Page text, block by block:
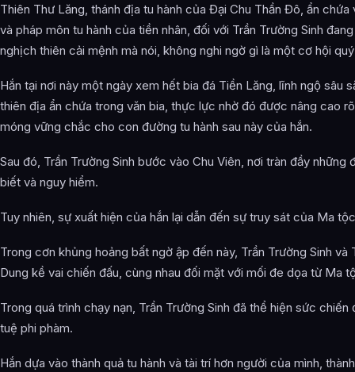
Thiên Thư Lăng, thánh địa tu hành của Đại Chu Thần Đô, ẩn chứa
và pháp môn tu hành của tiền nhân, đối với Trần Trường Sinh
nghịch thiên cải mệnh mà nói, không nghi ngờ gì là một cơ hội
Hắn tại nơi này một ngày xem hết bia đá Tiền Lăng, lĩnh ngộ sâu
thiên địa ẩn chứa trong văn bia, thực lực nhờ đó được nâng cao
móng vững chắc cho con đường tu hành sau này của hắn.
Sau đó, Trần Trường Sinh bước vào Chu Viên, nơi tràn đầy những
biết và nguy hiểm.
Tuy nhiên, sự xuất hiện của hắn lại dẫn đến sự truy sát của Ma
Trong cơn khủng hoảng bất ngờ ập đến này, Trần Trường Sinh và
Dung kề vai chiến đấu, cùng nhau đối mặt với mối đe dọa từ Ma
Trong quá trình chạy nạn, Trần Trường Sinh đã thể hiện sức chiến
tuệ phi phàm.
Hắn dựa vào thành quả tu hành và tài trí hơn người của mình,